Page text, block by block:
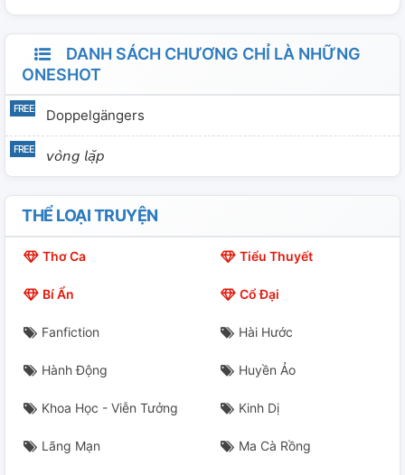
DANH SÁCH CHƯƠNG CHỈ LÀ NHỮNG
ONESHOT
Doppelgängers
𝘷𝘰̀𝘯𝘨 𝘭𝘢̣̆𝘱
THỂ LOẠI TRUYỆN
Thơ Ca Tiểu Thuyết
Bí Ẩn Cổ Đại
Fanfiction Hài Hước
Hành Động Huyền Ảo
Khoa Học - Viễn Tưởng Kinh Dị
Lãng Mạn Ma Cà Rồng